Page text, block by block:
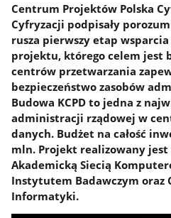
Centrum Projektów Polska
Cyfryzacji podpisały
rusza pierwszy etap
projektu, którego celem jest
centrów przetwarzania
bezpieczeństwo zasobów
Budowa KCPD to jedna z
administracji rządowej w
danych. Budżet na całość
mln. Projekt realizowany jest
Akademicką Siecią
Instytutem Badawczym oraz
Informatyki.